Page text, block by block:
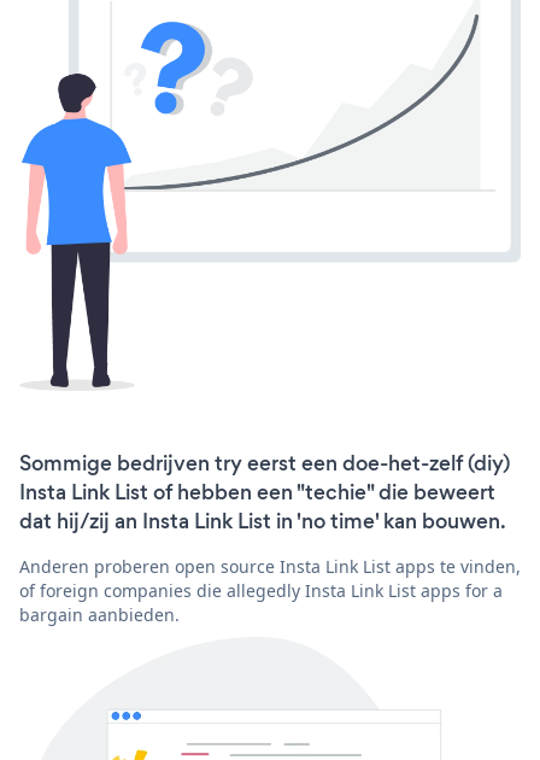
Sommige bedrijven try eerst een doe-het-zelf (diy)
Insta Link List of hebben een "techie" die beweert
dat hij/zij an Insta Link List in 'no time' kan bouwen.
Anderen proberen open source Insta Link List apps te vinden,
of foreign companies die allegedly Insta Link List apps for a
bargain aanbieden.